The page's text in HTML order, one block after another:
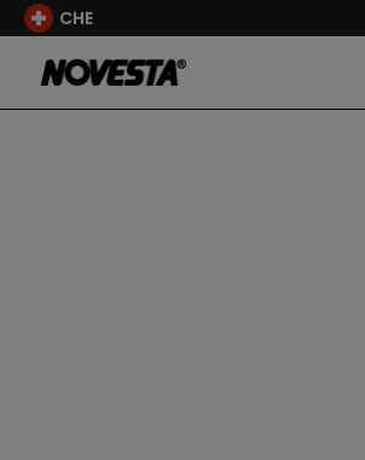
CHE